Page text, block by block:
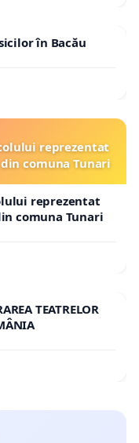
în Bacău
reprezentat
comuna Tunari
reprezentat
comuna Tunari
TEATRELOR